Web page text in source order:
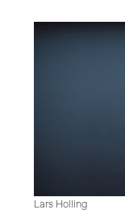
Lars Holling